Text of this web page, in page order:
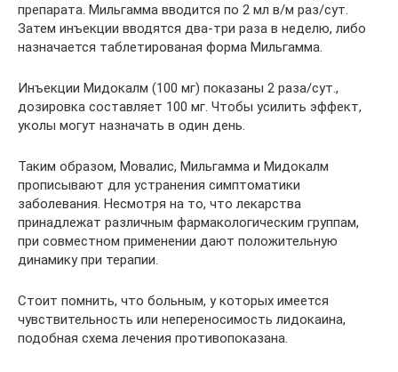
препарата. Мильгамма вводится по 2 мл в/м раз/сут.
Затем инъекции вводятся два-три раза в неделю, либо
назначается таблетированая форма Мильгамма.
Инъекции Мидокалм (100 мг) показаны 2 раза/сут.,
дозировка составляет 100 мг. Чтобы усилить эффект,
уколы могут назначать в один день.
Таким образом, Мовалис, Мильгамма и Мидокалм
прописывают для устранения симптоматики
заболевания. Несмотря на то, что лекарства
принадлежат различным фармакологическим группам,
при совместном применении дают положительную
динамику при терапии.
Стоит помнить, что больным, у которых имеется
чувствительность или непереносимость лидокаина,
подобная схема лечения противопоказана.